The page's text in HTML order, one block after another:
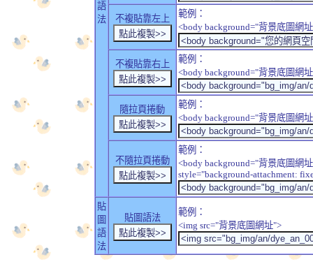
語
法
不複貼靠左上
範例：
<body background="背景底圖網
不複貼靠右上
範例：
<body background="背景底圖網
隨拉頁捲動
範例：
<body background="背景底圖網
不隨拉頁捲動
範例：
<body background="背景底圖網
style="background-attachment:
貼
圖
語
法
貼圖語法
範例：
<img src="背景底圖網址">